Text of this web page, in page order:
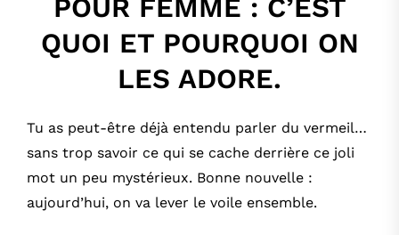
À PROPOS
CONTACT
MON COMPTE
POUR FEMME : C’EST
QUOI ET POURQUOI ON
LES ADORE.
Tu as peut-être déjà entendu parler du vermeil…
sans trop savoir ce qui se cache derrière ce joli
mot un peu mystérieux. Bonne nouvelle :
aujourd’hui, on va lever le voile ensemble.